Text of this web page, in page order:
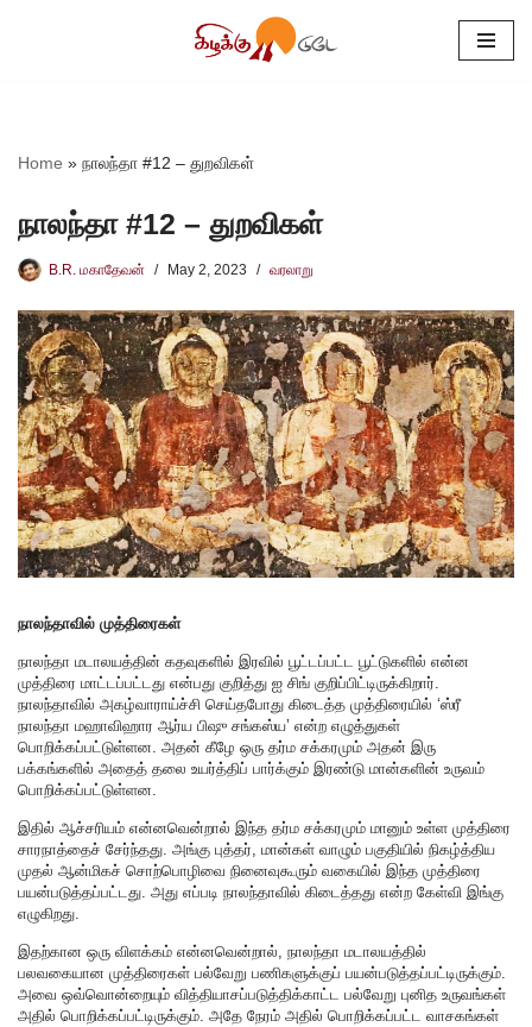
Home » நாலந்தா #12 – துறவிகள்
நாலந்தா #12 – துறவிகள்
B.R. மகாதேவன் May 2, 2023 வரலாறு
நாலந்தாவில் முத்திரைகள்
நாலந்தா மடாலயத்தின் கதவுகளில் இரவில் பூட்டப்பட்ட பூட்டுகளில் என்ன
முத்திரை மாட்டப்பட்டது என்பது குறித்து ஐ சிங் குறிப்பிட்டிருக்கிறார்.
நாலந்தாவில் அகழ்வாராய்ச்சி செய்தபோது கிடைத்த முத்திரையில் ‘ஸ்ரீ
நாலந்தா மஹாவிஹார ஆர்ய பிஷு சங்கஸ்ய’ என்ற எழுத்துகள்
பொறிக்கப்பட்டுள்ளன. அதன் கீழே ஒரு தர்ம சக்கரமும் அதன் இரு
பக்கங்களில் அதைத் தலை உயர்த்திப் பார்க்கும் இரண்டு மான்களின் உருவம்
பொறிக்கப்பட்டுள்ளன.
இதில் ஆச்சரியம் என்னவென்றால் இந்த தர்ம சக்கரமும் மானும் உள்ள முத்திரை
சாரநாத்தைச் சேர்ந்தது. அங்கு புத்தர், மான்கள் வாழும் பகுதியில் நிகழ்த்திய
முதல் ஆன்மிகச் சொற்பொழிவை நினைவுகூரும் வகையில் இந்த முத்திரை
பயன்படுத்தப்பட்டது. அது எப்படி நாலந்தாவில் கிடைத்தது என்ற கேள்வி இங்கு
எழுகிறது.
இதற்கான ஒரு விளக்கம் என்னவென்றால், நாலந்தா மடாலயத்தில்
பலவகையான முத்திரைகள் பல்வேறு பணிகளுக்குப் பயன்படுத்தப்பட்டிருக்கும்.
அவை ஒவ்வொன்றையும் வித்தியாசப்படுத்திக்காட்ட பல்வேறு புனித உருவங்கள்
அதில் பொறிக்கப்பட்டிருக்கும். அதே நேரம் அதில் பொறிக்கப்பட்ட வாசகங்கள்